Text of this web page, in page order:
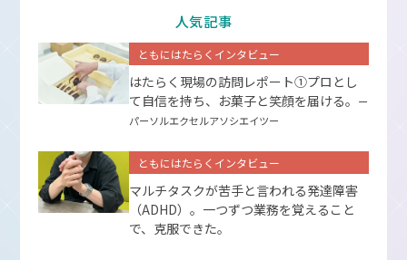
人気記事
ともにはたらくインタビュー
はたらく現場の訪問レポート①プロとし
て⾃信を持ち、お菓⼦と笑顔を届ける。
ー
パーソルエクセルアソシエイツー
ともにはたらくインタビュー
マルチタスクが苦手と言われる発達障害
（ADHD）。一つずつ業務を覚えること
で、克服できた。